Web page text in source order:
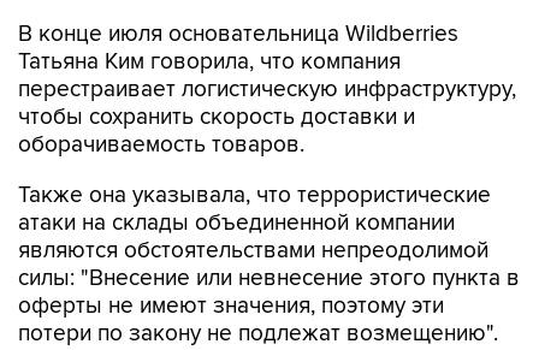
В конце июля основательница Wildberries
Татьяна Ким говорила, что компания
перестраивает логистическую инфраструктуру,
чтобы сохранить скорость доставки и
оборачиваемость товаров.
Также она указывала, что террористические
атаки на склады объединенной компании
являются обстоятельствами непреодолимой
силы: "Внесение или невнесение этого пункта в
оферты не имеют значения, поэтому эти
потери по закону не подлежат возмещению".